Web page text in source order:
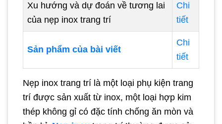
Xu hướng và dự đoán về tương lai
của nẹp inox trang trí
Chi
tiết
Sản phẩm của bài viết
Chi
tiết
Nẹp inox trang trí là một loại phụ kiện trang
trí được sản xuất từ inox, một loại hợp kim
thép không gỉ có đặc tính chống ăn mòn và